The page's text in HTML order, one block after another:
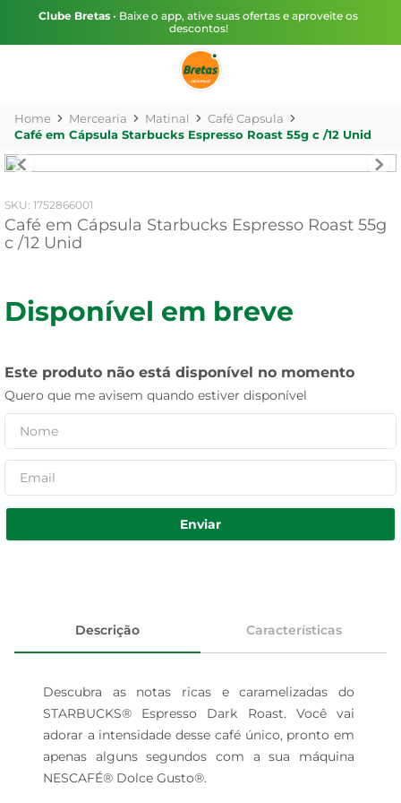
Clube Bretas • Baixe o app, ative suas ofertas e aproveite os
descontos!
Mercearia Matinal
Café Capsula
Café em Cápsula Starbucks Espresso Roast 55g c /12 Unid
: 1752866001
Café em Cápsula Starbucks Espresso Roast 55g
c /12 Unid
Disponível em breve
Este produto não está disponível no momento
Quero que me avisem quando estiver disponível
Enviar
Descrição Características
Descubra as notas ricas e caramelizadas do
STARBUCKS® Espresso Dark Roast. Você vai
adorar a intensidade desse café único, pronto em
apenas alguns segundos com a sua máquina
NESCAFÉ® Dolce Gusto®.